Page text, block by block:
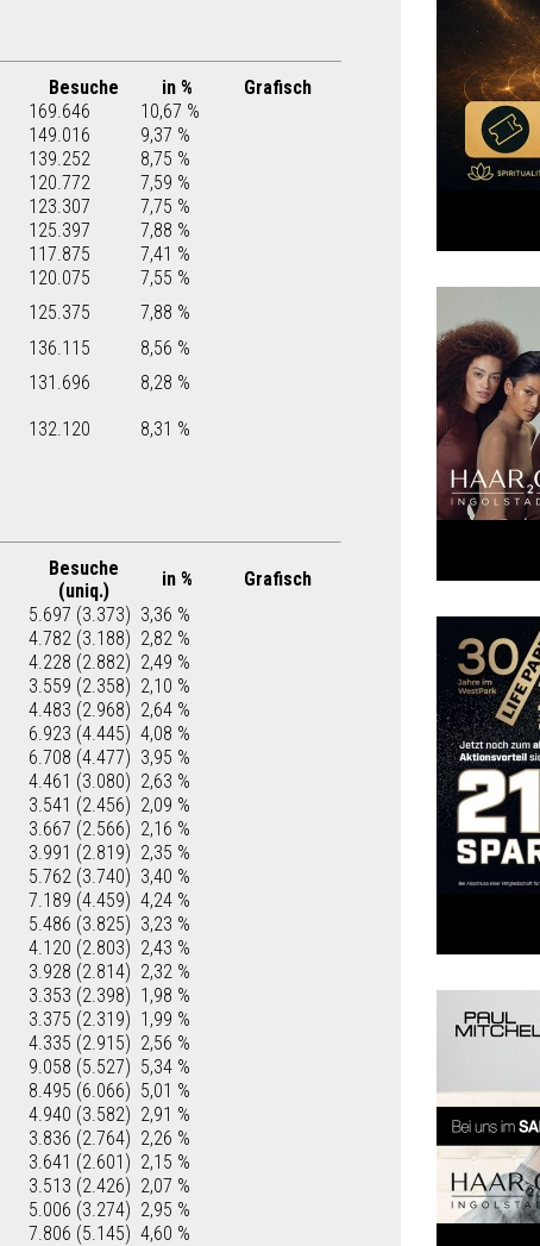
Besuche in %
Grafisch
169.646
10,67 %
149.016
9,37 %
139.252
8,75 %
120.772
7,59 %
123.307
7,75 %
125.397
7,88 %
117.875
7,41 %
120.075
7,55 %
125.375
7,88 %
136.115
8,56 %
131.696
8,28 %
132.120 8,31 %
Besuche
(uniq.)
in %
Grafisch
5.697 (3.373) 3,36 %
4.782 (3.188) 2,82 %
4.228 (2.882) 2,49 %
3.559 (2.358) 2,10 %
4.483 (2.968) 2,64 %
6.923 (4.445) 4,08 %
6.708 (4.477) 3,95 %
4.461 (3.080) 2,63 %
3.541 (2.456) 2,09 %
3.667 (2.566) 2,16 %
3.991 (2.819) 2,35 %
5.762 (3.740) 3,40 %
7.189 (4.459) 4,24 %
5.486 (3.825) 3,23 %
4.120 (2.803) 2,43 %
3.928 (2.814) 2,32 %
3.353 (2.398) 1,98 %
3.375 (2.319) 1,99 %
4.335 (2.915) 2,56 %
9.058 (5.527) 5,34 %
8.495 (6.066) 5,01 %
4.940 (3.582) 2,91 %
3.836 (2.764) 2,26 %
3.641 (2.601) 2,15 %
3.513 (2.426) 2,07 %
5.006 (3.274) 2,95 %
7.806 (5.145) 4,60 %